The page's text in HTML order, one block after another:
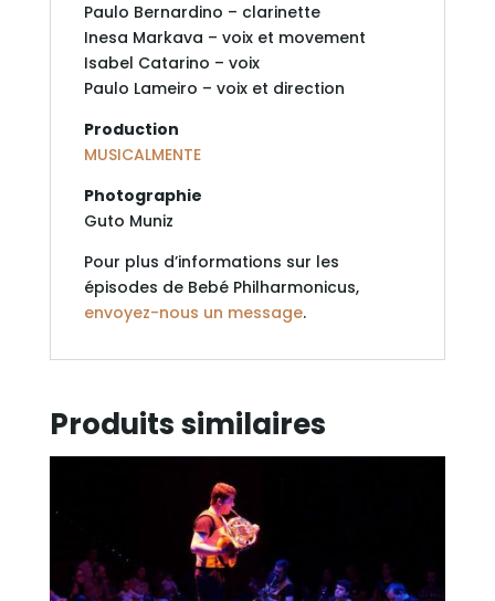
Paulo Bernardino – clarinette
Inesa Markava – voix et movement
Isabel Catarino – voix
Paulo Lameiro – voix et direction
Production
MUSICALMENTE
Photographie
Guto Muniz
Pour plus d’informations sur les
épisodes de Bebé Philharmonicus,
envoyez-nous un message.
Produits similaires